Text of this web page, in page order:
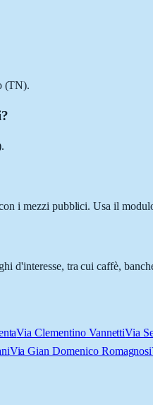
(TN).
i mezzi pubblici. Usa il
d'interesse, tra cui caffè,
Via Clementino VannettiVia
Via Gian Domenico Romagnosi